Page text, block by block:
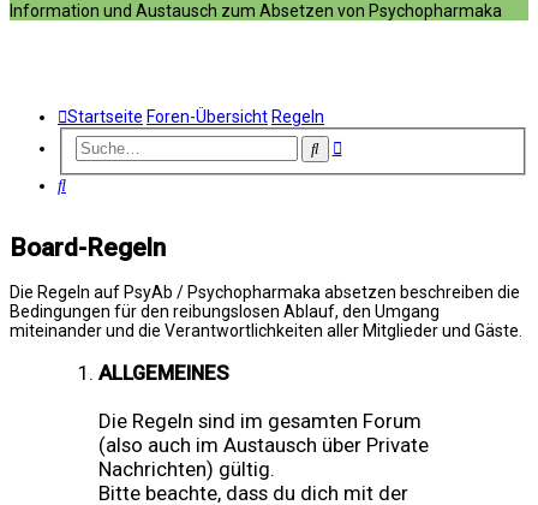
Information und Austausch zum Absetzen von Psychopharmaka
Startseite Foren-Übersicht Regeln
SucheErweiterte
Suche
Board-Regeln
Die Regeln auf PsyAb / Psychopharmaka absetzen beschreiben die
Bedingungen für den reibungslosen Ablauf, den Umgang
miteinander und die Verantwortlichkeiten aller Mitglieder und Gäste.
ALLGEMEINES
Die Regeln sind im gesamten Forum
(also auch im Austausch über Private
Nachrichten) gültig.
Bitte beachte, dass du dich mit der